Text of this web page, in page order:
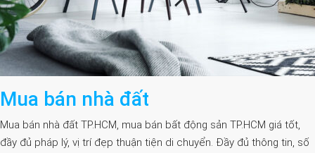
Mua bán nhà đất
Mua bán nhà đất TP.HCM, mua bán bất động sản TP.HCM giá tốt,
đầy đủ pháp lý, vị trí đẹp thuận tiện di chuyển. Đầy đủ thông tin, số